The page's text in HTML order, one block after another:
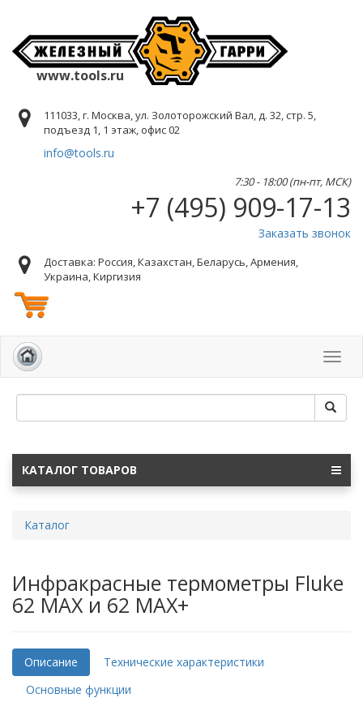
www.tools.ru
111033, г. Москва, ул. Золоторожский Вал, д. 32, стр. 5,
подъезд 1, 1 этаж, офис 02
info@tools.ru
7:30 - 18:00 (пн-пт, МСК)
+7 (495) 909-17-13
Заказать звонок
Доставка: Россия, Казахстан, Беларусь, Армения,
Украина, Киргизия
КАТАЛОГ ТОВАРОВ
Каталог
Инфракрасные термометры Fluke
62 MAX и 62 MAX+
Описание
Технические характеристики
Основные функции